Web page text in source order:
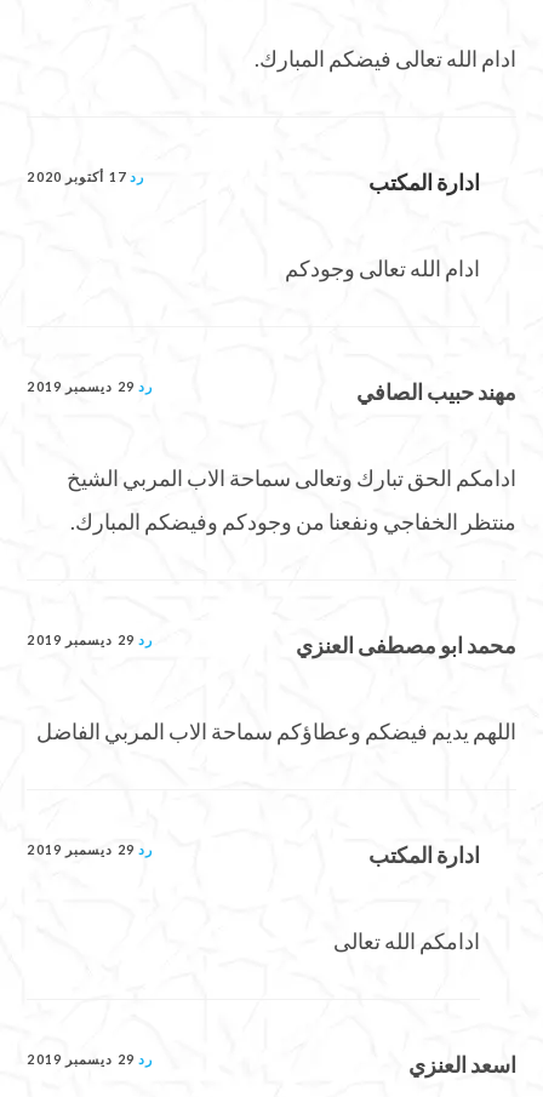
ادام الله تعالى فيضكم المبارك.
ادارة المكتب رد 17 أكتوبر 2020
ادام الله تعالى وجودكم
مهند حبيب الصافي رد 29 ديسمبر 2019
ادامكم الحق تبارك وتعالى سماحة الاب المربي الشيخ
منتظر الخفاجي ونفعنا من وجودكم وفيضكم المبارك.
محمد ابو مصطفى العنزي رد 29 ديسمبر 2019
اللهم يديم فيضكم وعطاؤكم سماحة الاب المربي الفاضل
ادارة المكتب رد 29 ديسمبر 2019
ادامكم الله تعالى
اسعد العنزي رد 29 ديسمبر 2019